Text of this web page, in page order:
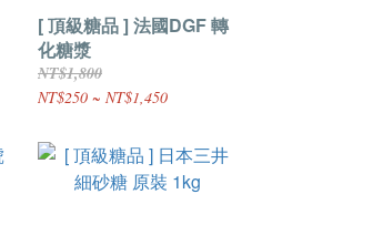
[ 頂級糖品 ] 法國DGF 轉
化糖漿
NT$1,800
NT$250 ~ NT$1,450